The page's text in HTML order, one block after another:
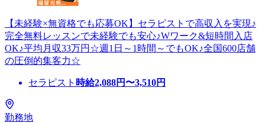
【未経験×無資格でも応募OK】セラピストで高収入を実現♪
完全無料レッスンで未経験でも安心♪Wワーク&短時間入店
OK♪平均月収33万円☆週1日～1時間～でもOK♪全国600店舗
の圧倒的集客力☆
セラピスト 時給2,088円〜3,510円
勤務地